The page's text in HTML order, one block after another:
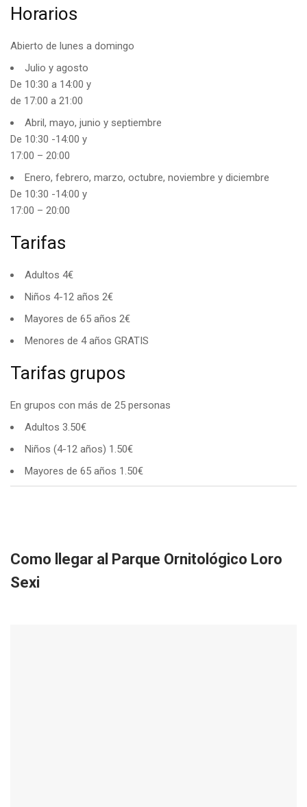
Horarios
Abierto de lunes a domingo
Julio y agosto
De 10:30 a 14:00 y
de 17:00 a 21:00
Abril, mayo, junio y septiembre
De 10:30 -14:00 y
17:00 – 20:00
Enero, febrero, marzo, octubre, noviembre y diciembre
De 10:30 -14:00 y
17:00 – 20:00
Tarifas
Adultos 4€
Niños 4-12 años 2€
Mayores de 65 años 2€
Menores de 4 años GRATIS
Tarifas grupos
En grupos con más de 25 personas
Adultos 3.50€
Niños (4-12 años) 1.50€
Mayores de 65 años 1.50€
Como llegar al Parque Ornitológico Loro
Sexi